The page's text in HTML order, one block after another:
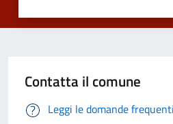
Contatta il comune
Leggi le domande frequenti